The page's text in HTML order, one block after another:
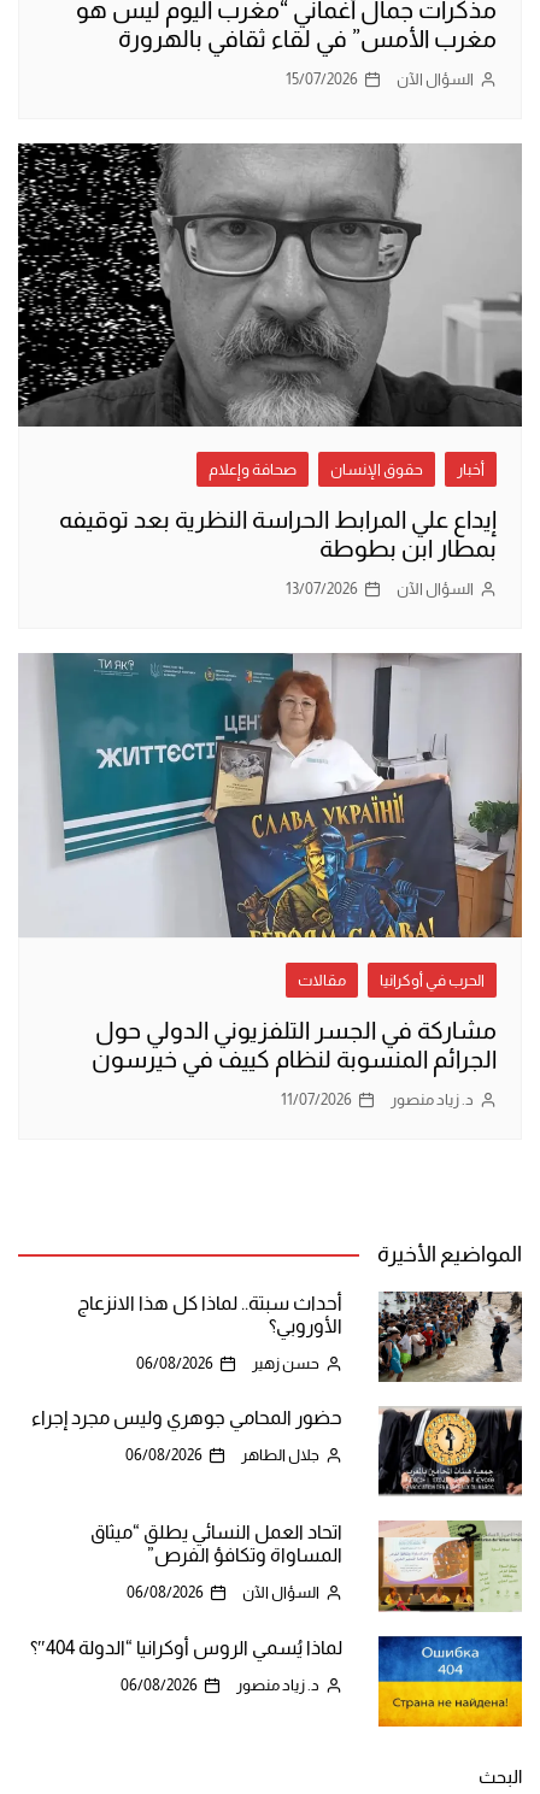
مذكرات جمال أغماني “مغرب اليوم ليس هو
مغرب الأمس” في لقاء ثقافي بالهرورة
السؤال الآن 15/07/2026
أخبار حقوق الإنسان صحافة وإعلام
إيداع علي المرابط الحراسة النظرية بعد توقيفه
بمطار ابن بطوطة
السؤال الآن 13/07/2026
الحرب في أوكرانيا مقالات
مشاركة في الجسر التلفزيوني الدولي حول
الجرائم المنسوبة لنظام كييف في خيرسون
د. زياد منصور 11/07/2026
المواضيع الأخيرة
أحداث سبتة.. لماذا كل هذا الانزعاج
الأوروبي؟
حسن زهير 06/08/2026
حضور المحامي جوهري وليس مجرد إجراء
جلال الطاهر 06/08/2026
اتحاد العمل النسائي يطلق “ميثاق
المساواة وتكافؤ الفرص”
السؤال الآن 06/08/2026
لماذا يُسمي الروس أوكرانيا “الدولة 404″؟
د. زياد منصور 06/08/2026
البحث